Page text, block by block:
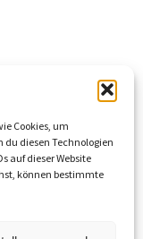
Cookies, um
diesen Technologien
auf dieser Website
können bestimmte